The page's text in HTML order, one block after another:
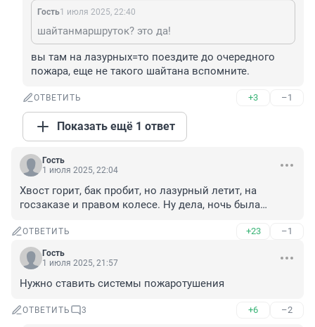
Гость1 июля 2025, 22:40
шайтанмаршруток? это да!
вы там на лазурных=то поездите до очередного
пожара, еще не такого шайтана вспомните.
ОТВЕТИТЬ +3 –1
Показать ещё 1 ответ
Гость
1 июля 2025, 22:04
Хвост горит, бак пробит, но лазурный летит, на
госзаказе и правом колесе. Ну дела, ночь была…
ОТВЕТИТЬ +23 –1
Гость
1 июля 2025, 21:57
Нужно ставить системы пожаротушения
ОТВЕТИТЬ 3 +6 –2